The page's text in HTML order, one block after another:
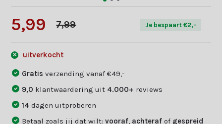
5,99 7,99 Je bespaart €2,-
uitverkocht
Gratisverzending vanaf €49,-
9,0 klantwaardering uit 4.000+ reviews
14dagen uitproberen
Betaal zoals jij dat wilt:vooraf achteraf of gespreid